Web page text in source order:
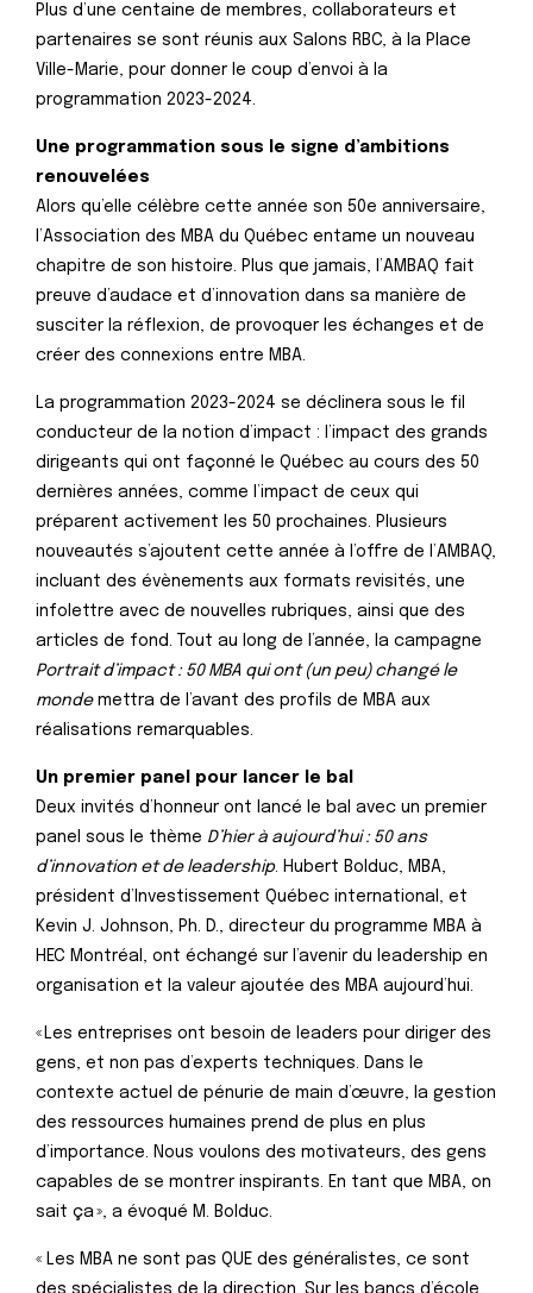
Plus d’une centaine de membres, collaborateurs et
partenaires se sont réunis aux Salons RBC, à la Place
Ville-Marie, pour donner le coup d’envoi à la
programmation 2023-2024.
Une programmation sous le signe d’ambitions
renouvelées
Alors qu’elle célèbre cette année son 50e anniversaire,
l’Association des MBA du Québec entame un nouveau
chapitre de son histoire. Plus que jamais, l’AMBAQ fait
preuve d’audace et d’innovation dans sa manière de
susciter la réflexion, de provoquer les échanges et de
créer des connexions entre MBA.
La programmation 2023-2024 se déclinera sous le fil
conducteur de la notion d’impact : l’impact des grands
dirigeants qui ont façonné le Québec au cours des 50
dernières années, comme l’impact de ceux qui
préparent activement les 50 prochaines. Plusieurs
nouveautés s’ajoutent cette année à l’offre de l’AMBAQ,
incluant des évènements aux formats revisités, une
infolettre avec de nouvelles rubriques, ainsi que des
articles de fond. Tout au long de l’année, la campagne
Portrait d’impact : 50 MBA qui ont (un peu) changé le
mondemettra de l’avant des profils de MBA aux
réalisations remarquables.
Un premier panel pour lancer le bal
Deux invités d’honneur ont lancé le bal avec un premier
panel sous le thème D’hier à aujourd’hui : 50 ans
d’innovation et de leadership. Hubert Bolduc, MBA,
président d’Investissement Québec international, et
Kevin J. Johnson, Ph. D., directeur du programme MBA à
HEC Montréal, ont échangé sur l’avenir du leadership en
organisation et la valeur ajoutée des MBA aujourd’hui.
« Les entreprises ont besoin de leaders pour diriger des
gens, et non pas d’experts techniques. Dans le
contexte actuel de pénurie de main d’œuvre, la gestion
des ressources humaines prend de plus en plus
d’importance. Nous voulons des motivateurs, des gens
capables de se montrer inspirants. En tant que MBA, on
sait ça », a évoqué M. Bolduc.
« Les MBA ne sont pas QUE des généralistes, ce sont
des spécialistes de la direction. Sur les bancs d’école,